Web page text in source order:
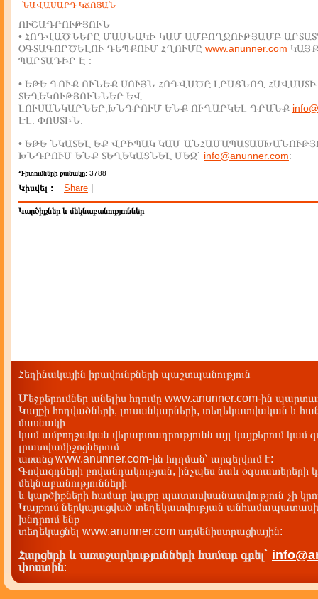
ՆԱՎԱՍԱՐԴ ԿՃՈՅԱՆ
ՈՒՇԱԴՐՈՒԹՅՈՒՆ
• ՀՈԴՎԱԾՆԵՐԸ ՄԱՍՆԱԿԻ ԿԱՄ ԱՄԲՈՂՋՈՒԹՅԱՄԲ
ՕԳՏԱԳՈՐԾԵԼՈՒ ԴԵՊՔՈՒՄ ՀՂՈՒՄԸ www.anunner.com
ՊԱՐՏԱԴԻՐ Է :
• ԵԹԵ ԴՈՒՔ ՈՒՆԵՔ ՍՈՒՅՆ ՀՈԴՎԱԾԸ ԼՐԱՑՆՈՂ ՀԱՎԱՍՏԻ
ՏԵՂԵԿՈՒԹՅՈՒՆՆԵՐ ԵՎ
ԼՈՒՍԱՆԿԱՐՆԵՐ,ԽՆԴՐՈՒՄ ԵՆՔ ՈՒՂԱՐԿԵԼ ԴՐԱՆՔ
ԷԼ. ՓՈՍՏԻՆ:
• ԵԹԵ ՆԿԱՏԵԼ ԵՔ ՎՐԻՊԱԿ ԿԱՄ
ԽՆԴՐՈՒՄ ԵՆՔ ՏԵՂԵԿԱՑՆԵԼ ՄԵԶ` info@anunner.com:
Դիտումների քանակը: 3788
Կիսվել : Share
Կարծիքներ և մեկնաբանություններ
Հեղինակային իրավունքների պաշտպանություն
Մեջբերումներ անելիս հղումը www.anunner.com-ին
Կայքի հոդվածների, լուսանկարների, տեղեկատվական և
մասնակի
կամ ամբողջական վերարտադրությունն այլ կայքերում կամ
լրատվամիջոցներում
առանց www.anunner.com-ին հղղման՝ արգելվում է:
Գովազդների բովանդակության, ինչպես նաև օգտատերերի
մեկնաբանությունների
և կարծիքների համար կայքը պատասխանատվություն չի
Կայքում ներկայացված տեղեկատվության
խնդրում ենք
տեղեկացնել www.anunner.com ադմենիստրացիային:
Հարցերի և առաջարկությունների համար գրել`
փոստին: